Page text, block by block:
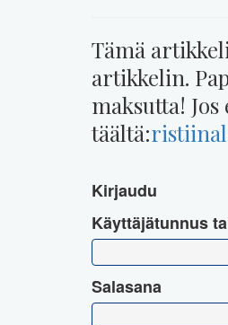
Tämä
artikkelin.
maksutta!
täältä:
Kirjaudu
Käyttäjätunnus
Salasana